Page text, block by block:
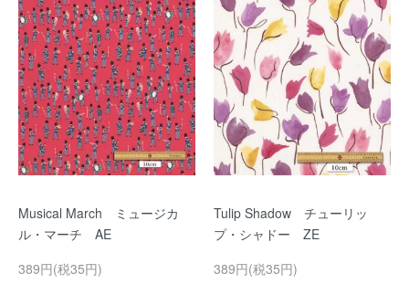
Musical March ミュージカ
ル・マーチ AE
389円(税35円)
Tulip Shadow チューリッ
プ・シャドー ZE
389円(税35円)